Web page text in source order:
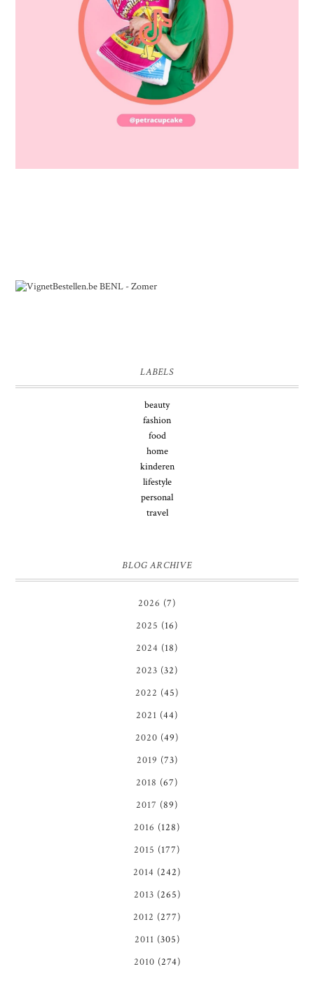
LABELS
beauty
fashion
food
home
kinderen
lifestyle
personal
travel
BLOG ARCHIVE
2026 (7)
2025 (16)
2024 (18)
2023 (32)
2022 (45)
2021 (44)
2020 (49)
2019 (73)
2018 (67)
2017 (89)
2016 (128)
2015 (177)
2014 (242)
2013 (265)
2012 (277)
2011 (305)
2010 (274)